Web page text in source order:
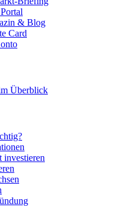
& Blog
Card
Überblick
investieren